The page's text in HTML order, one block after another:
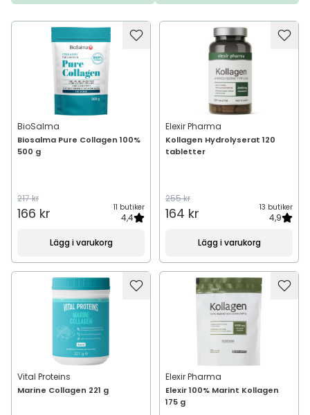
BioSalma
Biosalma Pure Collagen 100%
500 g
217 kr
166 kr 11 butiker
4,4
Lägg i varukorg
Elexir Pharma
Kollagen Hydrolyserat 120
tabletter
255 kr
164 kr 13 butiker
4,9
Lägg i varukorg
Vital Proteins
Marine Collagen 221 g
Elexir Pharma
Elexir 100% Marint Kollagen
175 g